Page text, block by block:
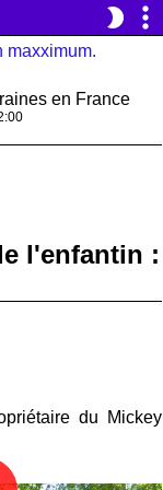
brightness_2 more_vert
en France
l'enfantin :
du Mickey